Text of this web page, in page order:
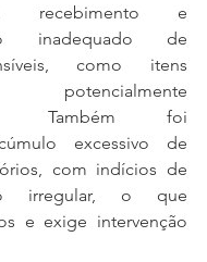
recebimento e
inadequado de
como itens
Também foi
excessivo de
com indícios de
irregular, o que
e exige intervenção